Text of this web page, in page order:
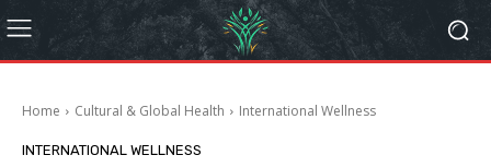
Home Cultural & Global Health International Wellness
INTERNATIONAL WELLNESS